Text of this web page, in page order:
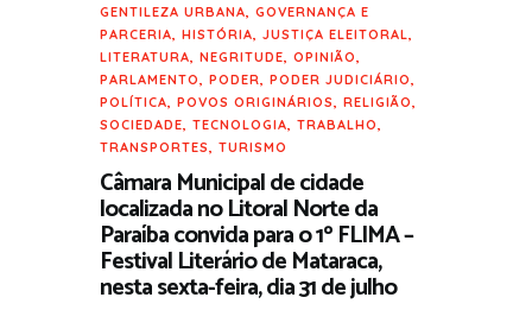
GENTILEZA URBANA, GOVERNANÇA E
PARCERIA, HISTÓRIA, JUSTIÇA ELEITORAL,
LITERATURA, NEGRITUDE, OPINIÃO,
PARLAMENTO, PODER, PODER JUDICIÁRIO,
POLÍTICA, POVOS ORIGINÁRIOS, RELIGIÃO,
SOCIEDADE, TECNOLOGIA, TRABALHO,
TRANSPORTES, TURISMO
Câmara Municipal de cidade
localizada no Litoral Norte da
Paraíba convida para o 1º FLIMA –
Festival Literário de Mataraca,
nesta sexta-feira, dia 31 de julho